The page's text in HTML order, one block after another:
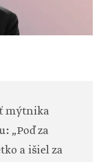
mýtnika
„Poď za
a išiel za